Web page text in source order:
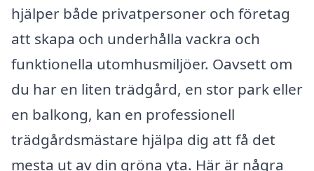
hjälper både privatpersoner och företag
att skapa och underhålla vackra och
funktionella utomhusmiljöer. Oavsett om
du har en liten trädgård, en stor park eller
en balkong, kan en professionell
trädgårdsmästare hjälpa dig att få det
mesta ut av din gröna yta. Här är några